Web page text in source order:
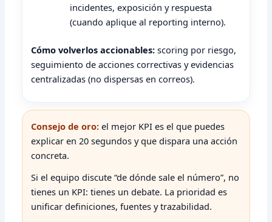
incidentes, exposición y respuesta
(cuando aplique al reporting interno).
Cómo volverlos accionables: scoring por riesgo,
seguimiento de acciones correctivas y evidencias
centralizadas (no dispersas en correos).
Consejo de oro: el mejor KPI es el que puedes
explicar en 20 segundos y que dispara una acción
concreta.
Si el equipo discute “de dónde sale el número”, no
tienes un KPI: tienes un debate. La prioridad es
unificar definiciones, fuentes y trazabilidad.